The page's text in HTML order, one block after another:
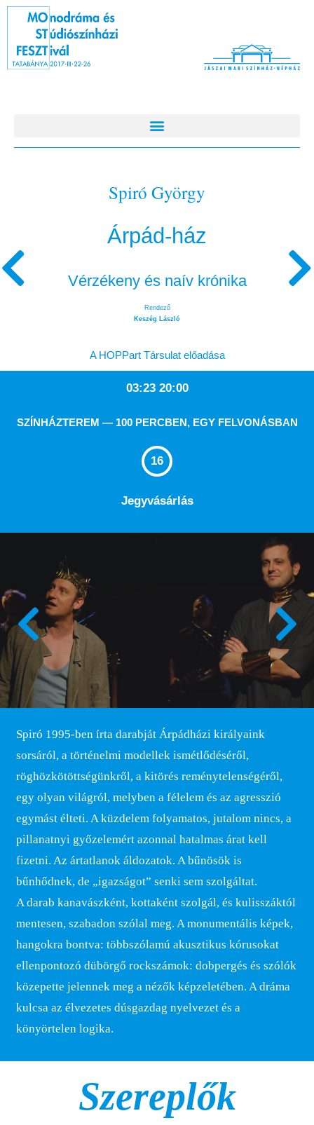
Spiró György
Árpád-ház
Vérzékeny és naív krónika
Rendező
Keszég László
A HOPPart Társulat előadása
03:23 20:00
SZÍNHÁZTEREM — 100 PERCBEN, EGY FELVONÁSBAN
16
Jegyvásárlás
Spiró 1995-ben írta darabját Árpádházi királyaink
sorsáról, a történelmi modellek ismétlődéséről,
röghözkötöttségünkről, a kitörés reménytelenségéről,
egy olyan világról, melyben a félelem és az agresszió
egymást élteti. A küzdelem folyamatos, jutalom nincs, a
pillanatnyi győzelemért azonnal hatalmas árat kell
fizetni. Az ártatlanok áldozatok. A bűnösök is
bűnhődnek, de „igazságot” senki sem szolgáltat.
A darab kanavászként, kottaként szolgál, és kulisszáktól
mentesen, szabadon szólal meg. A monumentális képek,
hangokra bontva: többszólamú akusztikus kórusokat
ellenpontozó dübörgő rockszámok: dobpergés és szólók
közepette jelennek meg a nézők képzeletében. A dráma
kulcsa az élvezetes dúsgazdag nyelvezet és a
könyörtelen logika.
Szereplők